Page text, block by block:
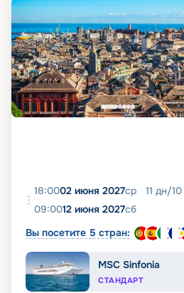
18:0002 июня 2027ср 11 дн/10
09:0012 июня 2027сб
Вы посетите 5 стран:
MSC Sinfonia
СТАНДАРТ